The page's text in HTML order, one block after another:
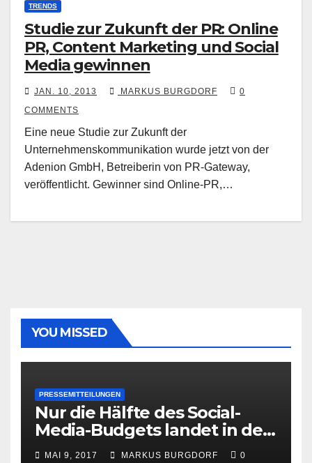
TRENDS
Studie zur Zukunft der PR: Online
PR, Content Marketing und Social
Media gewinnen
JAN. 10, 2013 MARKUS BURGDORF
0
COMMENTS
Eine neue Studie zur Zukunft der
Unternehmenskommunikation wurde jetzt von der
Adenion GmbH, Betreiberin von PR-Gateway,
veröffentlicht. Gewinner sind Online-PR,…
YOU MISSED
PRESSEMITTEILUNGEN
Nur die Hälfte des Social-
Media-Budgets landet in der
PRMAI 9, 2017 MARKUS BURGDORF 0